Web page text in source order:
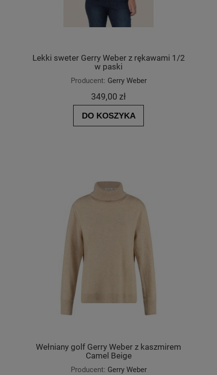
Lekki sweter Gerry Weber z rękawami 1/2
w paski
Producent: Gerry Weber
349,00 zł
DO KOSZYKA
Wełniany golf Gerry Weber z kaszmirem
Camel Beige
Producent: Gerry Weber